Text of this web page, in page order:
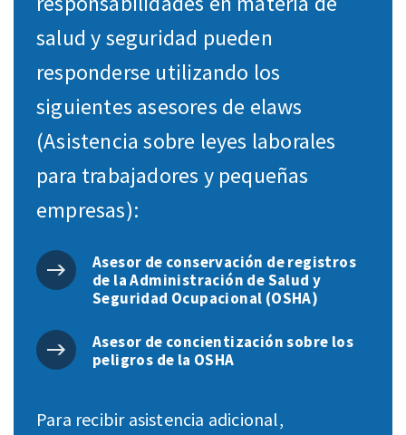
salud y seguridad pueden
responderse utilizando los
siguientes asesores de elaws
(Asistencia sobre leyes laborales
para trabajadores y pequeñas
empresas):
Asesor de conservación de registros
de la Administración de Salud y
Seguridad Ocupacional (OSHA)
Asesor de concientización sobre los
peligros de la OSHA
Para recibir asistencia adicional,